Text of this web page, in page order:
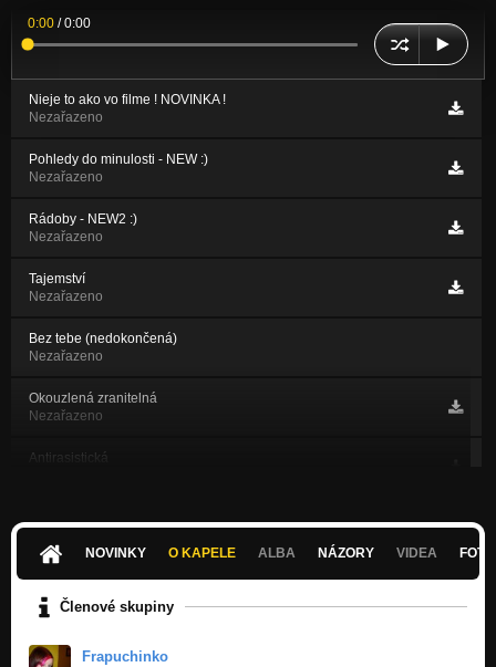
0:00 /0:00
Nieje to ako vo filme ! NOVINKA !
Nezařazeno
Pohledy do minulosti - NEW :)
Nezařazeno
Rádoby - NEW2 :)
Nezařazeno
Tajemství
Nezařazeno
Bez tebe (nedokončená)
Nezařazeno
Okouzlená zranitelná
Nezařazeno
Antirasistická
9 Crimes
Nezařazeno
Nezařazeno
NOVINKY O KAPELE ALBA NÁZORY VIDEA
Členové skupiny
Frapuchinko